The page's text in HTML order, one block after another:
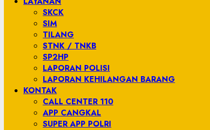
SKCK
SIM
TILANG
STNK / TNKB
SP2HP
LAPORAN POLISI
LAPORAN KEHILANGAN BARANG
KONTAK
CALL CENTER 110
APP CANGKAL
SUPER APP POLRI